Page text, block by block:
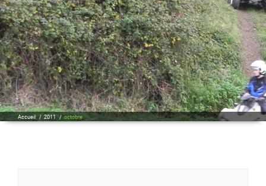
Accueil / 2011 / octobre